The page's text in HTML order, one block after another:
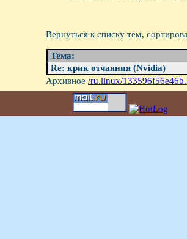
Вернуться к списку тем,
Тема:
Re: крик отчаяния (Nvidia)
Архивное /ru.linux/